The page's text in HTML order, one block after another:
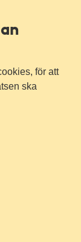
för att
ska